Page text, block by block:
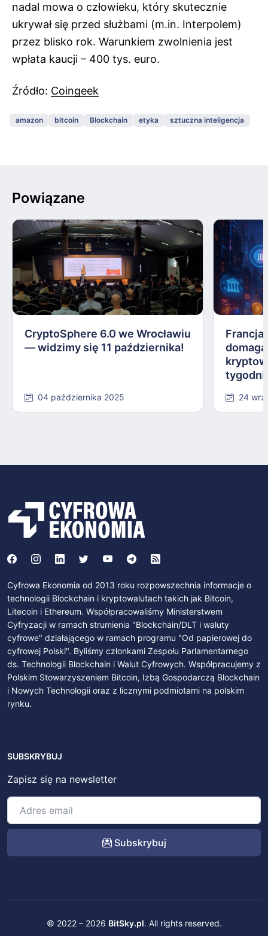
nadal mowa o człowieku, który skutecznie
ukrywał się przed służbami (m.in. Interpolem)
przez blisko rok. Warunkiem zwolnienia jest
wpłata kaucji – 400 tys. euro.
Źródło: Coingeek
amazon bitcoin Blockchain etyka sztuczna inteligencja
Powiązane
CryptoSphere 6.0 we Wrocławiu
— widzimy się 11 października!
04 października 2025 24
Cyfrowa Ekonomia od 2013 roku rozpowszechnia informacje o
technologii Blockchain i kryptowalutach takich jak Bitcoin,
Litecoin i Ethereum. Współpracowaliśmy Ministerstwem
Cyfryzacji w ramach strumienia "Blockchain/DLT i waluty
cyfrowe" działającego w ramach programu "Od papierowej do
cyfrowej Polski". Byliśmy członkami Zespołu Parlamentarnego
ds. Technologii Blockchain i Walut Cyfrowych. Współpracujemy z
Polskim Stowarzyszeniem Bitcoin, Izbą Gospodarczą Blockchain
i Nowych Technologii oraz z licznymi podmiotami na polskim
rynku.
SUBSKRYBUJ
Zapisz się na newsletter
Subskrybuj
© 2022 – 2026 BitSky.pl. All rights reserved.